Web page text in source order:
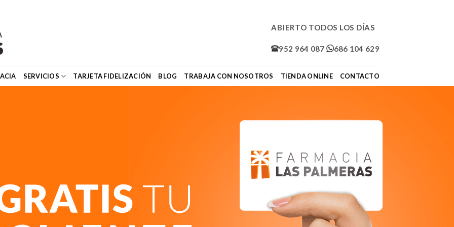
ABIERTO TODOS LOS DÍAS
952 964 087 686 104 629
SERVICIOS TARJETA FIDELIZACIÓN BLOG TRABAJA CON NOSOTROS TIENDA ONLINE CONTACTO